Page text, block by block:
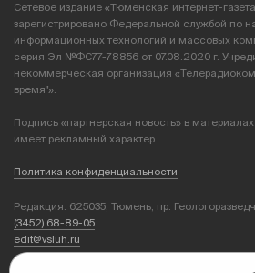
Сетевое издание «Тюменская интернет-газета
зарегистрировано Федеральной службой по
информационных технологий и массовых
серия Эл №ФС77-78856 от 07.08.2020 г.
некоммерческая организация
время"».
Подпись «партнерская новость» в
имеет рекламный характер.
Политика конфиденциальности
Редакция: 625035, Тюмень, пр.
(3452) 68-89-05
edit@vsluh.ru